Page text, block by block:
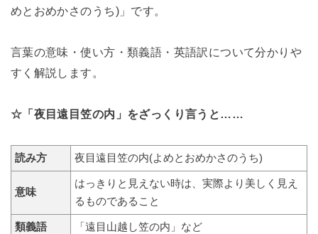
めとおめかさのうち)」です。
言葉の意味・使い方・類義語・英語訳について分かりや
すく解説します。
☆「夜目遠目笠の内」をざっくり言うと……
読み方 夜目遠目笠の内(よめとおめかさのうち)
意味
はっきりと見えない時は、実際より美しく見え
るものであること
類義語 「遠目山越し笠の内」など